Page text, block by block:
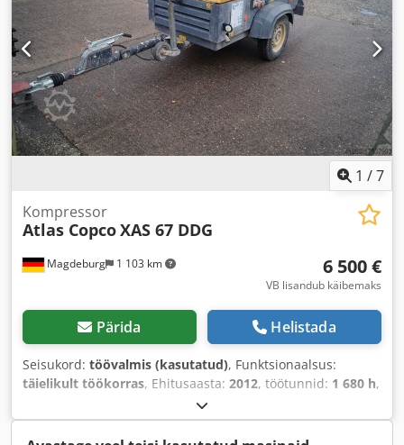
1 /7
Magdeburg 1 103 km
Kompressor
Atlas CopcoXAS 67 DDG
6 500 €
VB lisandub käibemaks
Pärida Helistada
Seisukord: töövalmis (kasutatud), Funktsionaalsus:
täielikult töökorras, Ehitusaasta: 2012, töötunnid: 1 680 h,